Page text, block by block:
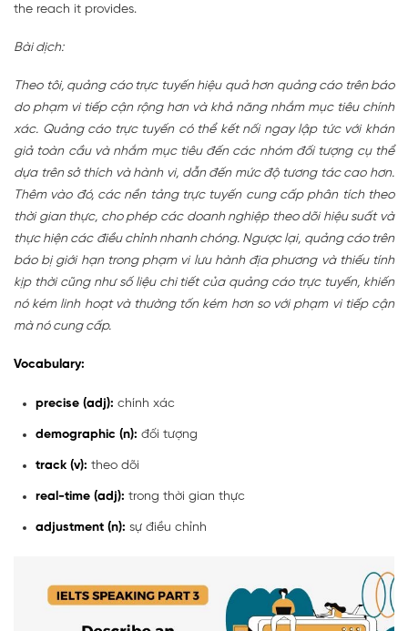
the reach it provides.
Bài dịch:
Theo tôi, quảng cáo trực tuyến hiệu quả hơn quảng cáo trên báo
do phạm vi tiếp cận rộng hơn và khả năng nhắm mục tiêu chính
xác. Quảng cáo trực tuyến có thể kết nối ngay lập tức với khán
giả toàn cầu và nhắm mục tiêu đến các nhóm đối tượng cụ thể
dựa trên sở thích và hành vi, dẫn đến mức độ tương tác cao hơn.
Thêm vào đó, các nền tảng trực tuyến cung cấp phân tích theo
thời gian thực, cho phép các doanh nghiệp theo dõi hiệu suất và
thực hiện các điều chỉnh nhanh chóng. Ngược lại, quảng cáo trên
báo bị giới hạn trong phạm vi lưu hành địa phương và thiếu tính
kịp thời cũng như số liệu chi tiết của quảng cáo trực tuyến, khiến
nó kém linh hoạt và thường tốn kém hơn so với phạm vi tiếp cận
mà nó cung cấp.
Vocabulary:
precise (adj): chính xác
demographic (n): đối tượng
track (v): theo dõi
real-time (adj): trong thời gian thực
adjustment (n): sự điều chỉnh